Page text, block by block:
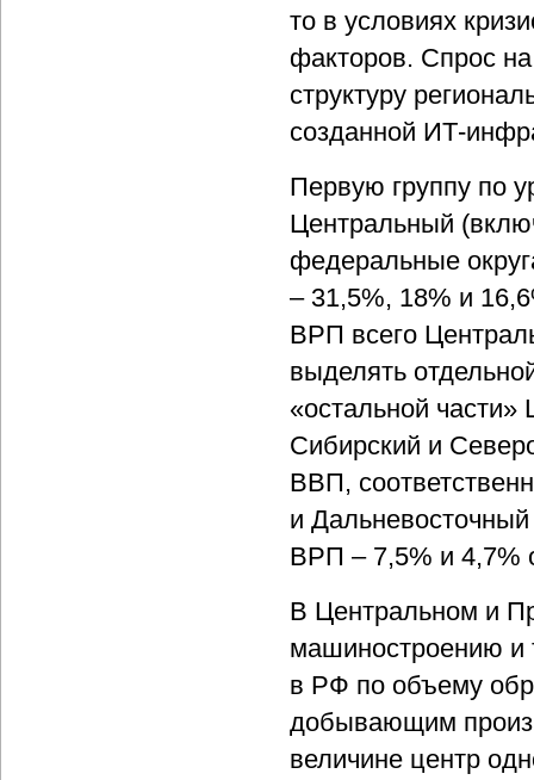
то в условиях
факторов. Спрос
структуру
созданной ИТ-
Первую группу по
Центральный
федеральные
– 31,5%, 18% и
ВРП всего
выделять
«остальной
Сибирский и
ВВП,
и
ВРП – 7,5% и 4,7%
В Центральном и
машиностроению и
в РФ по объему
добывающим
величине центр